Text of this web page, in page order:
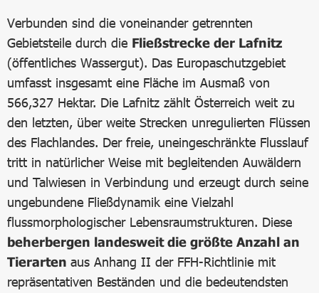
Verbunden sind die voneinander getrennten
Gebietsteile durch die Fließstrecke der Lafnitz
(öffentliches Wassergut). Das Europaschutzgebiet
umfasst insgesamt eine Fläche im Ausmaß von
566,327 Hektar. Die Lafnitz zählt Österreich weit zu
den letzten, über weite Strecken unregulierten Flüssen
des Flachlandes. Der freie, uneingeschränkte Flusslauf
tritt in natürlicher Weise mit begleitenden Auwäldern
und Talwiesen in Verbindung und erzeugt durch seine
ungebundene Fließdynamik eine Vielzahl
flussmorphologischer Lebensraumstrukturen. Diese
beherbergen landesweit die größte Anzahl an
Tierarten aus Anhang II der FFH-Richtlinie mit
repräsentativen Beständen und die bedeutendsten